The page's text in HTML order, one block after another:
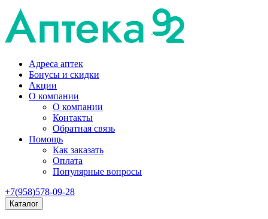
Адреса аптек
Бонусы и скидки
Акции
О компании
О компании
Контакты
Обратная связь
Помощь
Как заказать
Оплата
Популярные вопросы
+7(958)578-09-28
Каталог